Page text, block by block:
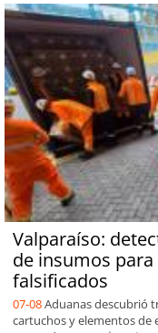
Valparaíso:
de insumos
falsificados
07-08Aduanas descubrió
cartuchos y elementos de